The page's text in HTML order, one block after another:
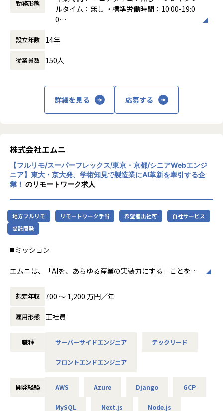
・大規模都市開発に関するビッグデータ分析システム開発／
・大手オークションサイトのサービス・ツール開発／PHP
・大手求人サイト／HTML、CSS、JQuery、Java
・大手流通企業の受発注、基幹システム開発／Java
・有名アニメのキャラクターAI対話アプリ開発／Unity、obj
ective-C、AndroidJava
★自社事業実績★
のトータルサポート（社員の発案）
（3）Librest：森をイメージした癒しのボードゲームカフェ
（代表の発案）
今後は事業の柱を増やすべく、新規プロジェクトやグループ
非、『こんなの作りたい！』をお聞かせください。
＜会社の特徴＞
★心理的安全性が醸成された環境！定着率「92%」★
同社は代表の向井が心理的安全性アンバサダー協会の理事に
就任しております。
従業員の働く環境とコミュニケーション環境と自己実現を最
2021年から積極的に組織風土改革に取り組み、心理的安全性
重視しております。
を追求できる環境が整ってきたからだと考えております。
かって、充実したキャリアを築けるよう支援していきます。
★メディア掲載実績★
・2024/09/23：AERA.dotとYahoo!Newsで社員旅行が掲載
・2024/09/24：TOKYO MXで社員旅行が報道
「物流版クラウドサービス」による業界全体の最適化に向け
ーンとのつなぎこみ、そしてWMS（倉庫管理システム）のさ
仕様の複雑性：事業成長やステークホルダーの増加に伴い、
協働して、複雑なドメイン仕様を紐解き整理していくことが
求められています。
アーキテクチャの密結合：歴史的経緯からWMS機能が荷主側
機能と密結合になっており、拡張性を阻害しています。モジ
ュール化した新アーキテクチャへの移行を、チーム全体で加
速させていく必要があります。
AI活用にともなう品質担保：設計・実装でのAI活用が進む一
かが開発全体の新たな課題となっています。AI時代に最適化
ぜ作るか）」「What（何を作るか）」という本質的な問い
から向き合うことを、私たちは大切にしています。
本ポジションでは、WMSチームのリードエンジニアとして、
て技術的な意思決定や議論をリードいただきます。また、EM
注力できる環境づくりを牽引いただきます。
・クラウド物流プラットフォーム（WMS）の設計・開発・運
勤務形態
ルタイム：無し ・標準労働時間：10:00-19:0
0
時間外労働の有無： 有（月平均15時間）
設立年数 14年
従業員数 150人
詳細を見る 応募する
株式会社エムニ
【フルリモ/スーパーフレックス/東京・京都/シニアWebエンジ
ニア】東大・京大発、学術知見で製造業にAI革新を牽引する企
業！ のリモートワーク求人
地方フルリモ リモートワーク手当 希望者出社可
自社サービス
受託開発
◼️ミッション
エムニは、「AIを、あらゆる産業の実装力にする」ことを目
日本の製造業には、熟練者の暗黙知、紙・PDF・図面・帳票
に蓄積された情報、属人的な判断プロセスなど、AIによって
解決できる課題が数多く存在します。
本ポジションでは、AIエンジニアやPM、ビジネスサイドと連
を、ユーザーが実際に使えるWebアプリケーションとして設
単なるWeb開発ではなく、AI技術を実業務に組み込み、顧客
ミッションです。
想定年収 700 〜 1,200 万円／年
雇用形態 正社員
職種 サーバーサイドエンジニア テックリード
フロントエンドエンジニア
開発経験 AWS Azure Django GCP
MySQL Next.js Node.js